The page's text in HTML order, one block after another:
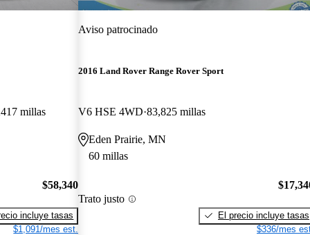
millas
$58,340
incluye tasas
$1,091/mes est.
Aviso patrocinado
2016 Land Rover Range Rover Sport
V6 HSE 4WD 83,825 millas
Eden Prairie, MN
60 millas
Trato justo
El precio incluye tasas
$336/mes